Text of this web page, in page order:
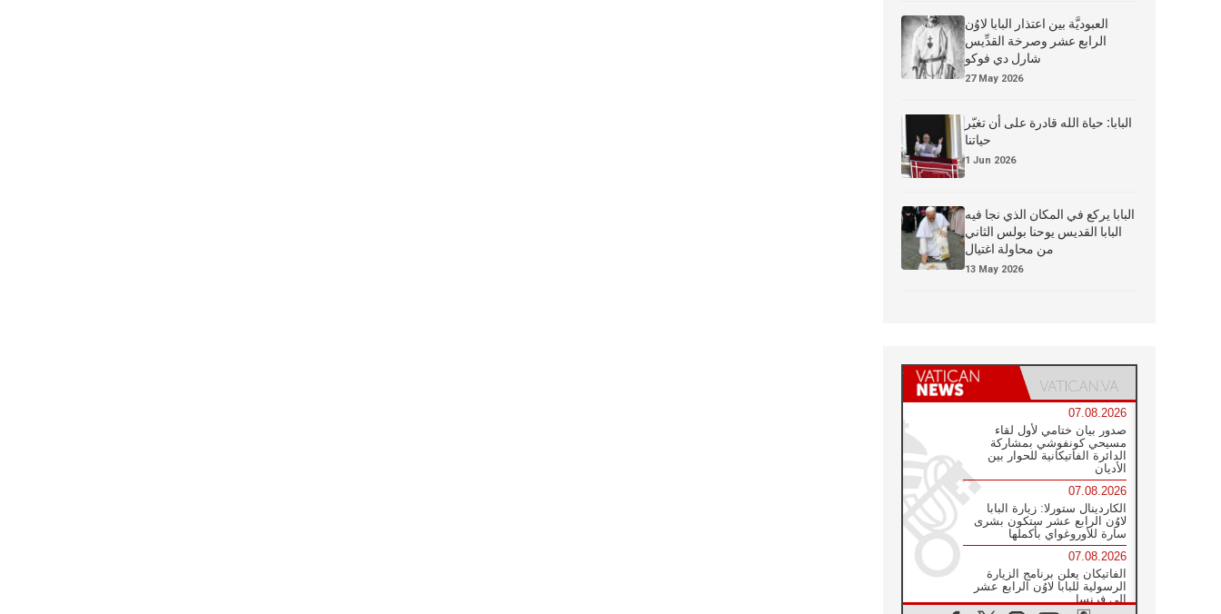
العبوديَّة بين اعتذار البابا لاوُن
الرابع عشر وصرخة القدِّيس
شارل دي فوكو
27 May 2026
البابا: حياة الله قادرة على أن تغيّر
حياتنا
1 Jun 2026
البابا يركع في المكان الذي نجا فيه
البابا القديس يوحنا بولس الثاني
من محاولة اغتيال
13 May 2026
07.08.2026
صدور بيان ختامي لأول لقاء
مسيحي كونفوشي بمشاركة
الدائرة الفاتيكانية للحوار بين
الأديان
07.08.2026
الكاردينال ستورلا: زيارة البابا
لاوُن الرابع عشر ستكون بشرى
سارة للأوروغواي بأكملها
07.08.2026
الفاتيكان يعلن برنامج الزيارة
الرسولية للبابا لاوُن الرابع عشر
إلى فرنسا